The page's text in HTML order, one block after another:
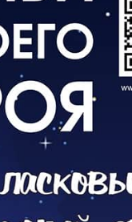
архивных газет